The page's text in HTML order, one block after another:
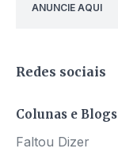
ANUNCIE AQUI
Redes sociais
Colunas e Blogs
Faltou Dizer